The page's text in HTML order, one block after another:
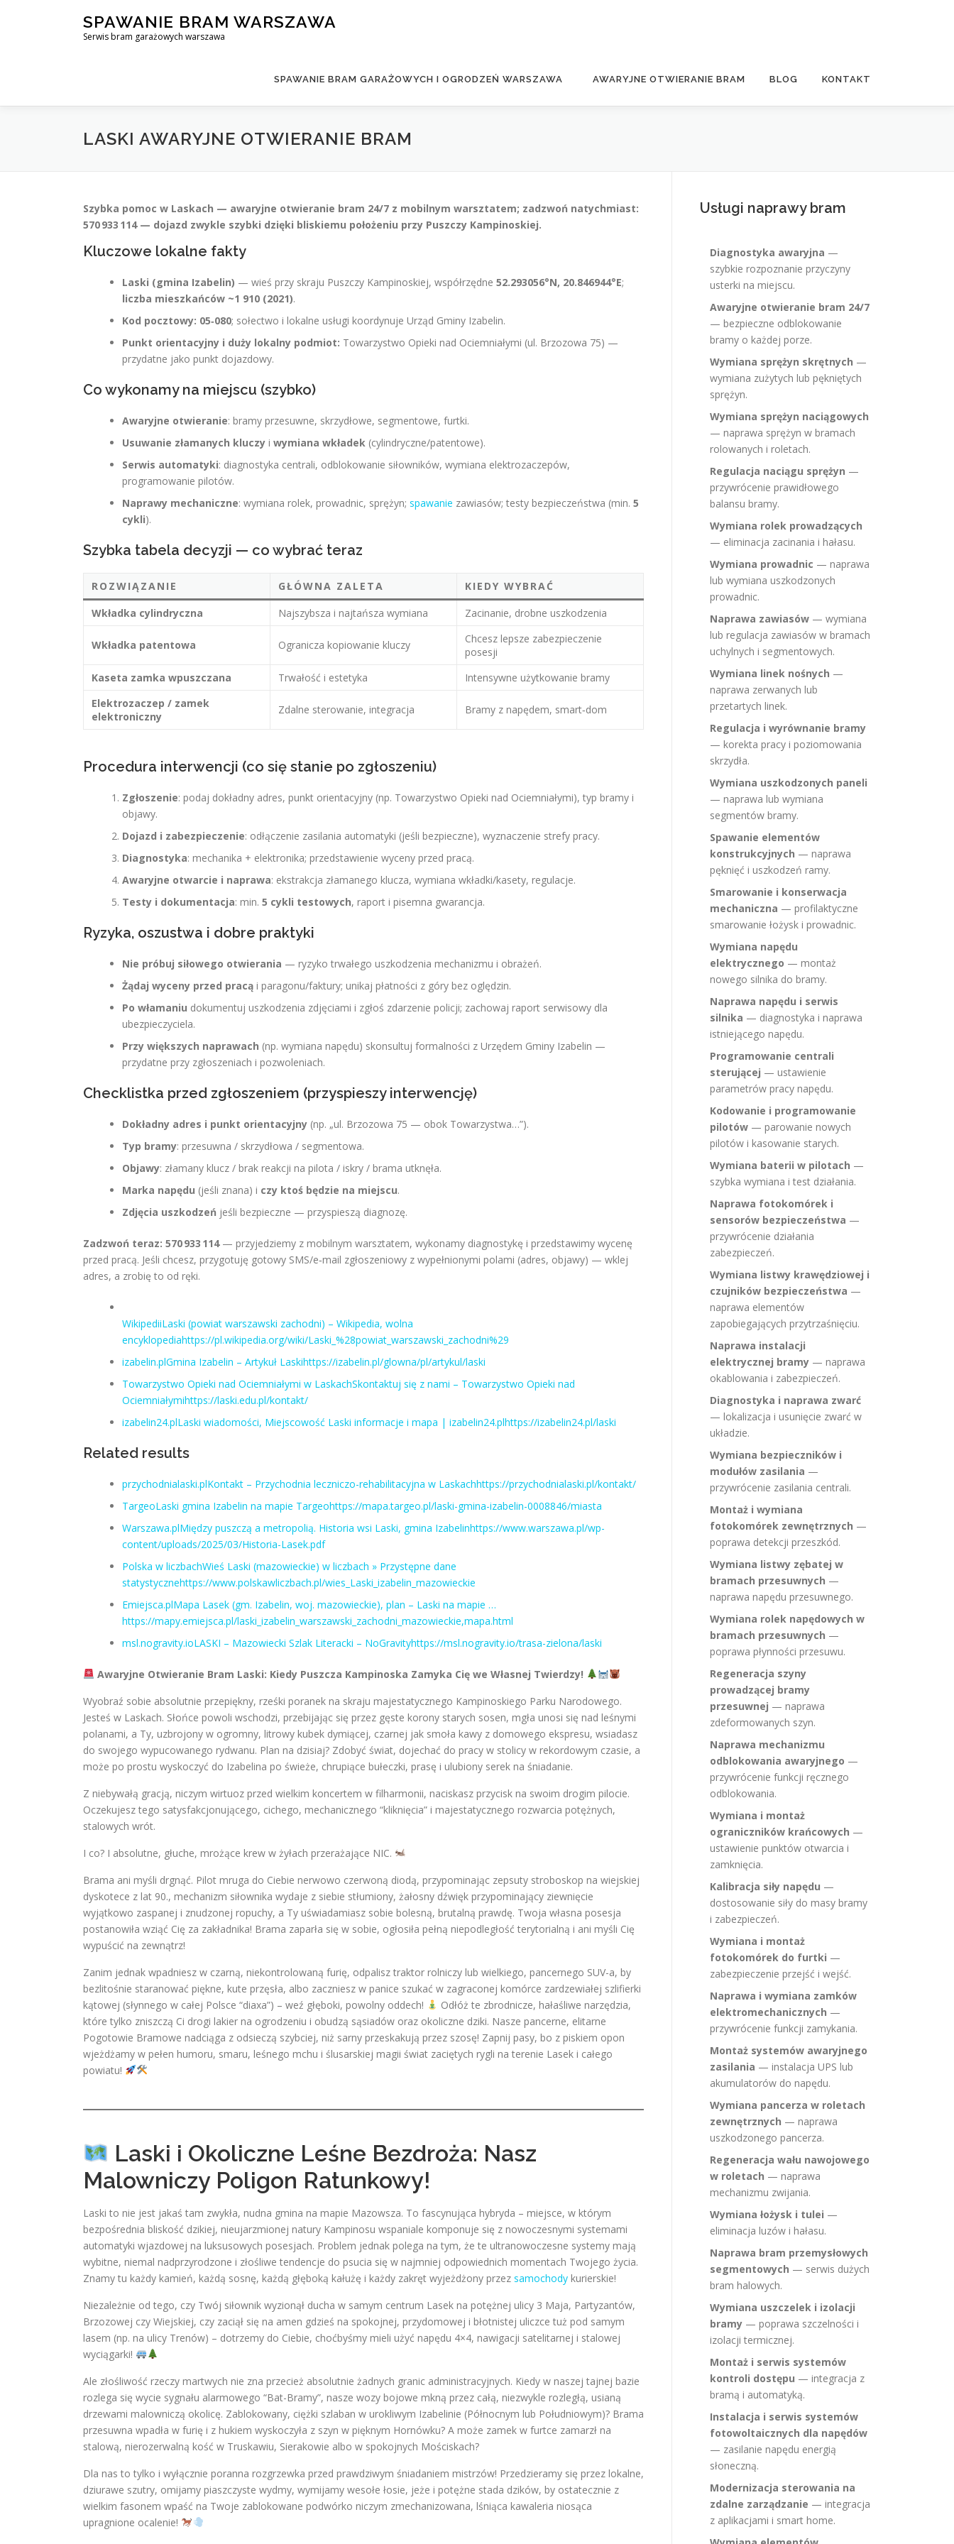
SPAWANIE BRAM WARSZAWA
Serwis bram garażowych warszawa
SPAWANIE BRAM GARAŻOWYCH I OGRODZEŃ WARSZAWA AWARYJNE OTWIERANIE BRAM BLOG KONTAKT
LASKI AWARYJNE OTWIERANIE BRAM
Szybka pomoc w Laskach — awaryjne otwieranie bram 24/7 z mobilnym warsztatem; zadzwoń natychmiast:
570 933 114 — dojazd zwykle szybki dzięki bliskiemu położeniu przy Puszczy Kampinoskiej.
Kluczowe lokalne fakty
Laski (gmina Izabelin) — wieś przy skraju Puszczy Kampinoskiej, współrzędne 52.293056°N, 20.846944°E;
liczba mieszkańców ~1 910 (2021).
Kod pocztowy: 05‑080; sołectwo i lokalne usługi koordynuje Urząd Gminy Izabelin.
Punkt orientacyjny i duży lokalny podmiot: Towarzystwo Opieki nad Ociemniałymi (ul. Brzozowa 75) —
przydatne jako punkt dojazdowy.
Co wykonamy na miejscu (szybko)
Awaryjne otwieranie: bramy przesuwne, skrzydłowe, segmentowe, furtki.
Usuwanie złamanych kluczy i wymiana wkładek (cylindryczne/patentowe).
Serwis automatyki: diagnostyka centrali, odblokowanie siłowników, wymiana elektrozaczepów,
programowanie pilotów.
Naprawy mechaniczne: wymiana rolek, prowadnic, sprężyn; spawanie zawiasów; testy bezpieczeństwa (min. 5
cykli).
Szybka tabela decyzji — co wybrać teraz
ROZWIĄZANIE GŁÓWNA ZALETA
KIEDY WYBRAĆ
Wkładka cylindryczna
Najszybsza i najtańsza wymiana Zacinanie, drobne uszkodzenia
Wkładka patentowa Ogranicza kopiowanie kluczy
Chcesz lepsze zabezpieczenie
posesji
Kaseta zamka wpuszczana
Trwałość i estetyka
Intensywne użytkowanie bramy
Elektrozaczep / zamek
elektroniczny
Zdalne sterowanie, integracja Bramy z napędem, smart‑dom
Procedura interwencji (co się stanie po zgłoszeniu)
Zgłoszenie: podaj dokładny adres, punkt orientacyjny (np. Towarzystwo Opieki nad Ociemniałymi), typ bramy i
objawy.
Dojazd i zabezpieczenie: odłączenie zasilania automatyki (jeśli bezpieczne), wyznaczenie strefy pracy.
Diagnostyka: mechanika + elektronika; przedstawienie wyceny przed pracą.
Awaryjne otwarcie i naprawa: ekstrakcja złamanego klucza, wymiana wkładki/kasety, regulacje.
Testy i dokumentacja: min. 5 cykli testowych, raport i pisemna gwarancja.
Ryzyka, oszustwa i dobre praktyki
Nie próbuj siłowego otwierania — ryzyko trwałego uszkodzenia mechanizmu i obrażeń.
Żądaj wyceny przed pracą i paragonu/faktury; unikaj płatności z góry bez oględzin.
Po włamaniu dokumentuj uszkodzenia zdjęciami i zgłoś zdarzenie policji; zachowaj raport serwisowy dla
ubezpieczyciela.
Przy większych naprawach (np. wymiana napędu) skonsultuj formalności z Urzędem Gminy Izabelin —
przydatne przy zgłoszeniach i pozwoleniach.
Checklistka przed zgłoszeniem (przyspieszy interwencję)
Dokładny adres i punkt orientacyjny (np. „ul. Brzozowa 75 — obok Towarzystwa…”).
Typ bramy: przesuwna / skrzydłowa / segmentowa.
Objawy: złamany klucz / brak reakcji na pilota / iskry / brama utknęła.
Marka napędu (jeśli znana) i czy ktoś będzie na miejscu.
Zdjęcia uszkodzeń jeśli bezpieczne — przyspieszą diagnozę.
Zadzwoń teraz: 570 933 114— przyjedziemy z mobilnym warsztatem, wykonamy diagnostykę i przedstawimy wycenę
przed pracą. Jeśli chcesz, przygotuję gotowy SMS/e‑mail zgłoszeniowy z wypełnionymi polami (adres, objawy) — wklej
adres, a zrobię to od ręki.
WikipediiLaski (powiat warszawski zachodni) – Wikipedia, wolna
encyklopediahttps://pl.wikipedia.org/wiki/Laski_%28powiat_warszawski_zachodni%29
izabelin.plGmina Izabelin – Artykuł Laskihttps://izabelin.pl/glowna/pl/artykul/laski
Towarzystwo Opieki nad Ociemniałymi w LaskachSkontaktuj się z nami – Towarzystwo Opieki nad
Ociemniałymihttps://laski.edu.pl/kontakt/
izabelin24.plLaski wiadomości, Miejscowość Laski informacje i mapa | izabelin24.plhttps://izabelin24.pl/laski
Related results
przychodnialaski.plKontakt – Przychodnia leczniczo-rehabilitacyjna w Laskachhttps://przychodnialaski.pl/kontakt/
TargeoLaski gmina Izabelin na mapie Targeohttps://mapa.targeo.pl/laski-gmina-izabelin-0008846/miasta
Warszawa.plMiędzy puszczą a metropolią. Historia wsi Laski, gmina Izabelinhttps://www.warszawa.pl/wp-
content/uploads/2025/03/Historia-Lasek.pdf
Polska w liczbachWieś Laski (mazowieckie) w liczbach » Przystępne dane
statystycznehttps://www.polskawliczbach.pl/wies_Laski_izabelin_mazowieckie
Emiejsca.plMapa Lasek (gm. Izabelin, woj. mazowieckie), plan – Laski na mapie …
https://mapy.emiejsca.pl/laski_izabelin_warszawski_zachodni_mazowieckie,mapa.html
msl.nogravity.ioLASKI – Mazowiecki Szlak Literacki – NoGravityhttps://msl.nogravity.io/trasa-zielona/laski
Awaryjne Otwieranie Bram Laski: Kiedy Puszcza Kampinoska Zamyka Cię we Własnej Twierdzy!
Wyobraź sobie absolutnie przepiękny, rześki poranek na skraju majestatycznego Kampinoskiego Parku Narodowego.
Jesteś w Laskach. Słońce powoli wschodzi, przebijając się przez gęste korony starych sosen, mgła unosi się nad leśnymi
polanami, a Ty, uzbrojony w ogromny, litrowy kubek dymiącej, czarnej jak smoła kawy z domowego ekspresu, wsiadasz
do swojego wypucowanego rydwanu. Plan na dzisiaj? Zdobyć świat, dojechać do pracy w stolicy w rekordowym czasie, a
może po prostu wyskoczyć do Izabelina po świeże, chrupiące bułeczki, prasę i ulubiony serek na śniadanie.
Z niebywałą gracją, niczym wirtuoz przed wielkim koncertem w filharmonii, naciskasz przycisk na swoim drogim pilocie.
Oczekujesz tego satysfakcjonującego, cichego, mechanicznego “kliknięcia” i majestatycznego rozwarcia potężnych,
stalowych wrót.
I co? I absolutne, głuche, mrożące krew w żyłach przerażające NIC.
Brama ani myśli drgnąć. Pilot mruga do Ciebie nerwowo czerwoną diodą, przypominając zepsuty stroboskop na wiejskiej
dyskotece z lat 90., mechanizm siłownika wydaje z siebie stłumiony, żałosny dźwięk przypominający ziewnięcie
wyjątkowo zaspanej i znudzonej ropuchy, a Ty uświadamiasz sobie bolesną, brutalną prawdę. Twoja własna posesja
postanowiła wziąć Cię za zakładnika! Brama zaparła się w sobie, ogłosiła pełną niepodległość terytorialną i ani myśli Cię
wypuścić na zewnątrz!
Zanim jednak wpadniesz w czarną, niekontrolowaną furię, odpalisz traktor rolniczy lub wielkiego, pancernego SUV-a, by
bezlitośnie staranować piękne, kute przęsła, albo zaczniesz w panice szukać w zagraconej komórce zardzewiałej szlifierki
kątowej (słynnego w całej Polsce “diaxa”) – weź głęboki, powolny oddech!
Odłóż te zbrodnicze, hałaśliwe narzędzia,
które tylko zniszczą Ci drogi lakier na ogrodzeniu i obudzą sąsiadów oraz okoliczne dziki. Nasze pancerne, elitarne
Pogotowie Bramowe nadciąga z odsieczą szybciej, niż sarny przeskakują przez szosę! Zapnij pasy, bo z piskiem opon
wjeżdżamy w pełen humoru, smaru, leśnego mchu i ślusarskiej magii świat zaciętych rygli na terenie Lasek i całego
powiatu!
Laski i Okoliczne Leśne Bezdroża: Nasz
Malowniczy Poligon Ratunkowy!
Laski to nie jest jakaś tam zwykła, nudna gmina na mapie Mazowsza. To fascynująca hybryda – miejsce, w którym
bezpośrednia bliskość dzikiej, nieujarzmionej natury Kampinosu wspaniale komponuje się z nowoczesnymi systemami
automatyki wjazdowej na luksusowych posesjach. Problem jednak polega na tym, że te ultranowoczesne systemy mają
wybitne, niemal nadprzyrodzone i złośliwe tendencje do psucia się w najmniej odpowiednich momentach Twojego życia.
Znamy tu każdy kamień, każdą sosnę, każdą głęboką kałużę i każdy zakręt wyjeżdżony przez samochody kurierskie!
Niezależnie od tego, czy Twój siłownik wyzionął ducha w samym centrum Lasek na potężnej ulicy 3 Maja, Partyzantów,
Brzozowej czy Wiejskiej, czy zaciął się na amen gdzieś na spokojnej, przydomowej i błotnistej uliczce tuż pod samym
lasem (np. na ulicy Trenów) – dotrzemy do Ciebie, choćbyśmy mieli użyć napędu 4×4, nawigacji satelitarnej i stalowej
wyciągarki!
Ale złośliwość rzeczy martwych nie zna przecież absolutnie żadnych granic administracyjnych. Kiedy w naszej tajnej bazie
rozlega się wycie sygnału alarmowego “Bat-Bramy”, nasze wozy bojowe mkną przez całą, niezwykle rozległą, usianą
drzewami malowniczą okolicę. Zablokowany, ciężki szlaban w urokliwym Izabelinie (Północnym lub Południowym)? Brama
przesuwna wpadła w furię i z hukiem wyskoczyła z szyn w pięknym Hornówku? A może zamek w furtce zamarzł na
stalową, nierozerwalną kość w Truskawiu, Sierakowie albo w spokojnych Mościskach?
Dla nas to tylko i wyłącznie poranna rozgrzewka przed prawdziwym śniadaniem mistrzów! Przedzieramy się przez lokalne,
dziurawe szutry, omijamy piaszczyste wydmy, wymijamy wesołe łosie, jeże i potężne stada dzików, by ostatecznie z
wielkim fasonem wpaść na Twoje zablokowane podwórko niczym zmechanizowana, lśniąca kawaleria niosąca
upragnione ocalenie!
Usługi naprawy bram
Diagnostyka awaryjna —
szybkie rozpoznanie przyczyny
usterki na miejscu.
Awaryjne otwieranie bram 24/7
— bezpieczne odblokowanie
bramy o każdej porze.
Wymiana sprężyn skrętnych —
wymiana zużytych lub pękniętych
sprężyn.
Wymiana sprężyn naciągowych
— naprawa sprężyn w bramach
rolowanych i roletach.
Regulacja naciągu sprężyn —
przywrócenie prawidłowego
balansu bramy.
Wymiana rolek prowadzących
— eliminacja zacinania i hałasu.
Wymiana prowadnic — naprawa
lub wymiana uszkodzonych
prowadnic.
Naprawa zawiasów — wymiana
lub regulacja zawiasów w bramach
uchylnych i segmentowych.
Wymiana linek nośnych —
naprawa zerwanych lub
przetartych linek.
Regulacja i wyrównanie bramy
— korekta pracy i poziomowania
skrzydła.
Wymiana uszkodzonych paneli
— naprawa lub wymiana
segmentów bramy.
Spawanie elementów
konstrukcyjnych — naprawa
pęknięć i uszkodzeń ramy.
Smarowanie i konserwacja
mechaniczna — profilaktyczne
smarowanie łożysk i prowadnic.
Wymiana napędu
elektrycznego — montaż
nowego silnika do bramy.
Naprawa napędu i serwis
silnika — diagnostyka i naprawa
istniejącego napędu.
Programowanie centrali
sterującej — ustawienie
parametrów pracy napędu.
Kodowanie i programowanie
pilotów — parowanie nowych
pilotów i kasowanie starych.
Wymiana baterii w pilotach —
szybka wymiana i test działania.
Naprawa fotokomórek i
sensorów bezpieczeństwa —
przywrócenie działania
zabezpieczeń.
Wymiana listwy krawędziowej i
czujników bezpieczeństwa —
naprawa elementów
zapobiegających przytrzaśnięciu.
Naprawa instalacji
elektrycznej bramy — naprawa
okablowania i zabezpieczeń.
Diagnostyka i naprawa zwarć
— lokalizacja i usunięcie zwarć w
układzie.
Wymiana bezpieczników i
modułów zasilania —
przywrócenie zasilania centrali.
Montaż i wymiana
fotokomórek zewnętrznych —
poprawa detekcji przeszkód.
Wymiana listwy zębatej w
bramach przesuwnych —
naprawa napędu przesuwnego.
Wymiana rolek napędowych w
bramach przesuwnych —
poprawa płynności przesuwu.
Regeneracja szyny
prowadzącej bramy
przesuwnej — naprawa
zdeformowanych szyn.
Naprawa mechanizmu
odblokowania awaryjnego —
przywrócenie funkcji ręcznego
odblokowania.
Wymiana i montaż
ograniczników krańcowych —
ustawienie punktów otwarcia i
zamknięcia.
Kalibracja siły napędu —
dostosowanie siły do masy bramy
i zabezpieczeń.
Wymiana i montaż
fotokomórek do furtki —
zabezpieczenie przejść i wejść.
Naprawa i wymiana zamków
elektromechanicznych —
przywrócenie funkcji zamykania.
Montaż systemów awaryjnego
zasilania — instalacja UPS lub
akumulatorów do napędu.
Wymiana pancerza w roletach
zewnętrznych — naprawa
uszkodzonego pancerza.
Regeneracja wału nawojowego
w roletach — naprawa
mechanizmu zwijania.
Wymiana łożysk i tulei —
eliminacja luzów i hałasu.
Naprawa bram przemysłowych
segmentowych — serwis dużych
bram halowych.
Wymiana uszczelek i izolacji
bramy — poprawa szczelności i
izolacji termicznej.
Montaż i serwis systemów
kontroli dostępu — integracja z
bramą i automatyką.
Instalacja i serwis systemów
fotowoltaicznych dla napędów
— zasilanie napędu energią
słoneczną.
Modernizacja sterowania na
zdalne zarządzanie — integracja
z aplikacjami i smart home.